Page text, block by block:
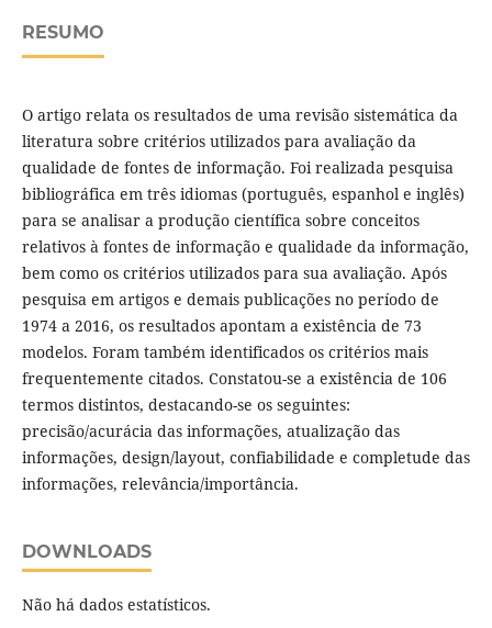
RESUMO
O artigo relata os resultados de uma revisão sistemática da
literatura sobre critérios utilizados para avaliação da
qualidade de fontes de informação. Foi realizada pesquisa
bibliográfica em três idiomas (português, espanhol e inglês)
para se analisar a produção científica sobre conceitos
relativos à fontes de informação e qualidade da informação,
bem como os critérios utilizados para sua avaliação. Após
pesquisa em artigos e demais publicações no período de
1974 a 2016, os resultados apontam a existência de 73
modelos. Foram também identificados os critérios mais
frequentemente citados. Constatou-se a existência de 106
termos distintos, destacando-se os seguintes:
precisão/acurácia das informações, atualização das
informações, design/layout, confiabilidade e completude das
informações, relevância/importância.
DOWNLOADS
Não há dados estatísticos.